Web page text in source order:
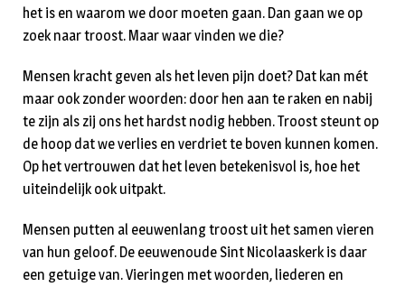
het is en waarom we door moeten gaan. Dan gaan we op
zoek naar troost. Maar waar vinden we die?
Mensen kracht geven als het leven pijn doet? Dat kan mét
maar ook zonder woorden: door hen aan te raken en nabij
te zijn als zij ons het hardst nodig hebben. Troost steunt op
de hoop dat we verlies en verdriet te boven kunnen komen.
Op het vertrouwen dat het leven betekenisvol is, hoe het
uiteindelijk ook uitpakt.
Mensen putten al eeuwenlang troost uit het samen vieren
van hun geloof. De eeuwenoude Sint Nicolaaskerk is daar
een getuige van. Vieringen met woorden, liederen en